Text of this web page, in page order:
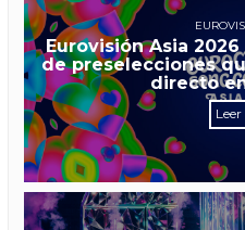
Eurovisión Asia
de preselecciones
directo